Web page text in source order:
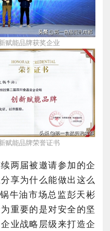
赋能品牌获奖企业
赋能品牌荣誉证书
两届被邀请参加的企
享为什么能做出这么
牛油市场总监彭天彬
重要的是对安全的坚
业战略层级来打造企